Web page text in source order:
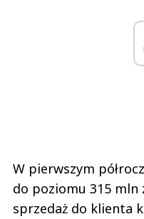
W pierwszym
do poziomu 315 mln
sprzedaż do klienta